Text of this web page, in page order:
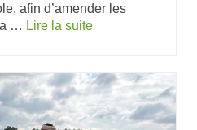
afin d’amender les
… Lire la suite